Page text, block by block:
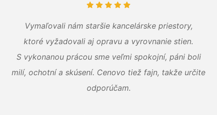
Vymaľovali nám staršie kancelárske priestory,
ktoré vyžadovali aj opravu a vyrovnanie stien.
S vykonanou prácou sme veľmi spokojní, páni boli
milí, ochotní a skúsení. Cenovo tiež fajn, takže určite
odporúčam.